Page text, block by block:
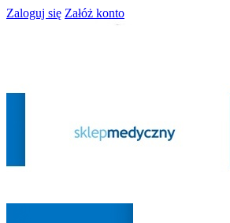
Zaloguj się Załóż konto